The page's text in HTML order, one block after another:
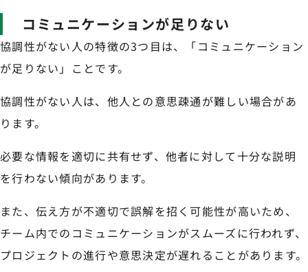
コミュニケーションが足りない
協調性がない人の特徴の3つ目は、「コミュニケーション
が足りない」ことです。
協調性がない人は、他人との意思疎通が難しい場合があ
ります。
必要な情報を適切に共有せず、他者に対して十分な説明
を行わない傾向があります。
また、伝え方が不適切で誤解を招く可能性が高いため、
チーム内でのコミュニケーションがスムーズに行われず、
プロジェクトの進行や意思決定が遅れることがあります。